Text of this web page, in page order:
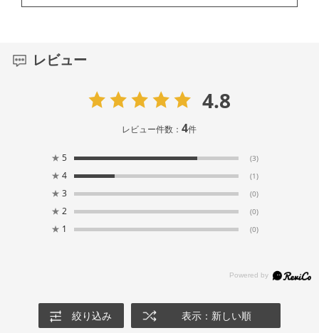
レビュー
4.8
レビュー件数：4件
★ 5 (3)
★ 4 (1)
★ 3 (0)
★ 2 (0)
★ 1 (0)
絞り込み 表示：新しい順